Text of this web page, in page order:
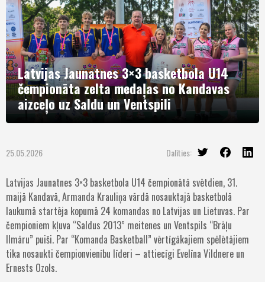
Latvijas Jaunatnes 3×3 basketbola U14
čempionāta zelta medaļas no Kandavas
aizceļo uz Saldu un Ventspili
25.05.2026 Dalīties:
Latvijas Jaunatnes 3×3 basketbola U14 čempionātā svētdien, 31.
maijā Kandavā, Armanda Krauliņa vārdā nosauktajā basketbolā
laukumā startēja kopumā 24 komandas no Latvijas un Lietuvas. Par
čempioniem kļuva “Saldus 2013” meitenes un Ventspils “Brāļu
Ilmāru” puiši. Par “Komanda Basketball” vērtīgākajiem spēlētājiem
tika nosaukti čempionvienību līderi – attiecīgi Evelīna Vildnere un
Ernests Ozols.